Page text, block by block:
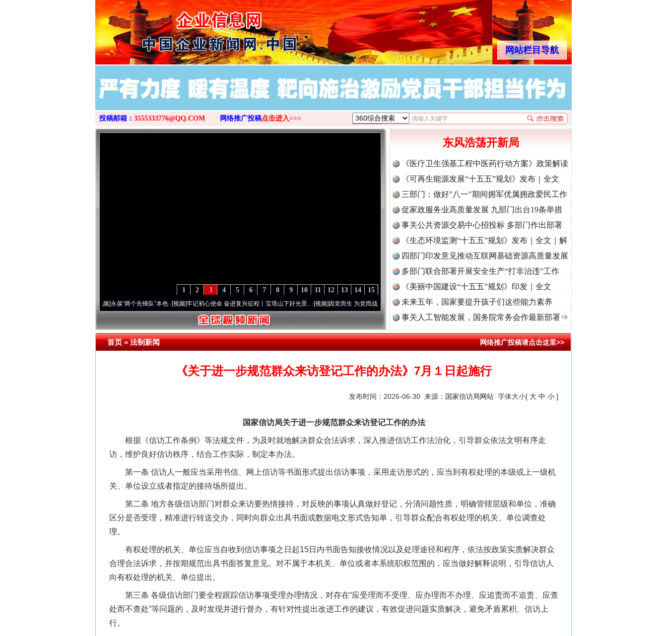
>
网站栏目导航
投稿邮箱： 3555333776@QQ.COM 网络推广投稿点击进入>>>
15
14
13
12
11
10
9
8
7
6
5
4
3
2
1
永葆“两个先锋队”本色·[视频]牢记初心使命 奋进复兴征程丨宝塔山下好光景..·[视频]因党而生 为党而战——百年“纪”事⑧加强纪律..·[视频]牢记初心使命 奋进复兴征程丨“转折之城”激荡..
东风浩荡开新局
《医疗卫生强基工程中医药行动方案》政策解读
《可再生能源发展“十五五”规划》发布｜全文
三部门：做好"八一"期间拥军优属拥政爱民工作
促家政服务业高质量发展 九部门出台19条举措
事关公共资源交易中心招投标 多部门作出部署
《生态环境监测“十五五”规划》发布｜全文｜解
读
四部门印发意见推动互联网基础资源高质量发展
多部门联合部署开展安全生产“打非治违”工作
《美丽中国建设“十五五”规划》印发｜全文
未来五年，国家要提升孩子们这些能力素养
事关人工智能发展，国务院常务会作最新部署⇒
首页»法制新闻 网络推广投稿请点击这里>>
《关于进一步规范群众来访登记工作的办法》7月１日起施行
发布时间：2026-06-30 来源： 国家信访局网站 字体大小[ 大 中 小 ]
国家信访局关于进一步规范群众来访登记工作的办法
根据《信访工作条例》等法规文件，为及时就地解决群众合法诉求，深入推进信访工作法治化，引导群众依法文明有序走
访，维护良好信访秩序，结合工作实际，制定本办法。
第一条 信访人一般应当采用书信、网上信访等书面形式提出信访事项，采用走访形式的，应当到有权处理的本级或上一级机
关、单位设立或者指定的接待场所提出。
第二条 地方各级信访部门对群众来访要热情接待，对反映的事项认真做好登记，分清问题性质，明确管辖层级和单位，准确
区分是否受理，精准进行转送交办，同时向群众出具书面或数据电文形式告知单，引导群众配合有权处理的机关、单位调查处
理。
有权处理的机关、单位应当自收到信访事项之日起15日内书面告知接收情况以及处理途径和程序，依法按政策实质解决群众
合理合法诉求，并按期规范出具书面答复意见。对不属于本机关、单位或者本系统职权范围的，应当做好解释说明，引导信访人
向有权处理的机关、单位提出。
第三条 各级信访部门要全程跟踪信访事项受理办理情况，对存在“应受理而不受理、应办理而不办理、应追责而不追责、应查
处而不查处”等问题的，及时发现并进行督办，有针对性提出改进工作的建议，有效促进问题实质解决，避免矛盾累积、信访上
行。